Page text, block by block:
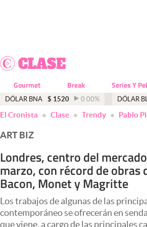
Dólar
Economía y Política
Finanzas y Mercados
Mercados Online
Negocios
Columnistas
Apertura
Gourmet Break Series Y
DÓLAR BNA $ 1520 0.00% DÓLAR
El Cronista Clase Trendy Pablo
ART BIZ
Londres, centro del
marzo, con récord de obras
Bacon, Monet y Magritte
Los trabajos de algunas de las
contemporáneo se ofrecerán en
que viene, a cargo de las principales